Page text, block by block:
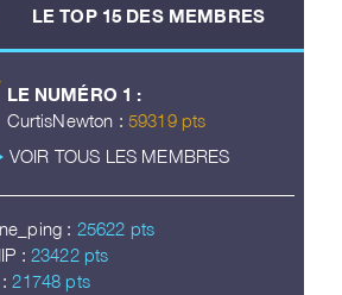
LE TOP 15 DES MEMBRES
LE NUMÉRO 1 :
CurtisNewton : 59319 pts
VOIR TOUS LES MEMBRES
: 25622 pts
: 23422 pts
21748 pts